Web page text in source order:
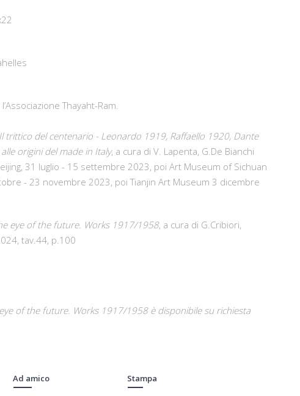
Thayaht-Ram.
trittico del centenario - Leonardo 1919, Raffaello 1920, Dante
origini del made in Italy, a cura di V. Lapenta, G.De Bianchi
31 luglio - 15 settembre 2023, poi Art Museum of Sichuan
- 23 novembre 2023, poi Tianjin Art Museum 3 dicembre
eye of the future. Works 1917/1958, a cura di G.Cribiori,
tav.44, p.100
of the future. Works 1917/1958 è disponibile su richiesta
Ad amico Stampa